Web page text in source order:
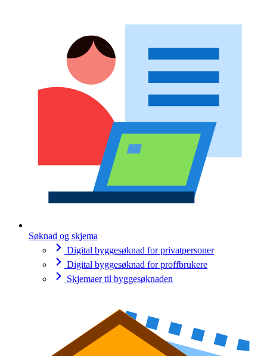
Søknad og skjema
Digital byggesøknad for privatpersoner
Digital byggesøknad for proffbrukere
Skjemaer til byggesøknaden